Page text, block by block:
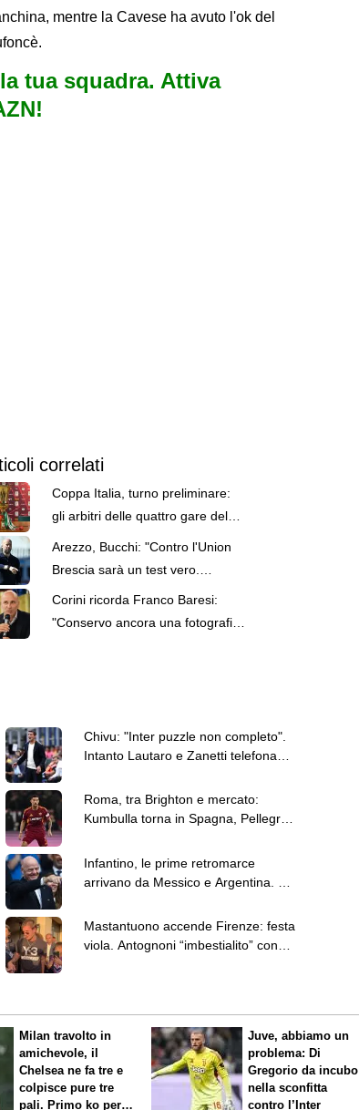
mentre la Cavese ha avuto l'ok del
tua squadra. Attiva
correlati
Coppa Italia, turno preliminare:
gli arbitri delle quattro gare del
Arezzo, Bucchi: "Contro l'Union
Brescia sarà un test vero.
L'obiettivo resta la salvezza"
Corini ricorda Franco Baresi:
"Conservo ancora una fotografia
Chivu: "Inter puzzle non completo".
Intanto Lautaro e Zanetti telefonano
Roma, tra Brighton e mercato:
Kumbulla torna in Spagna, Pellegrini
Infantino, le prime retromarce
arrivano da Messico e Argentina. La
Mastantuono accende Firenze: festa
viola. Antognoni “imbestialito” con
Milan travolto in
amichevole, il
Chelsea ne fa tre e
colpisce pure tre
pali. Primo ko per
Juve, abbiamo un
problema: Di
Gregorio da incubo
nella sconfitta
contro l’Inter